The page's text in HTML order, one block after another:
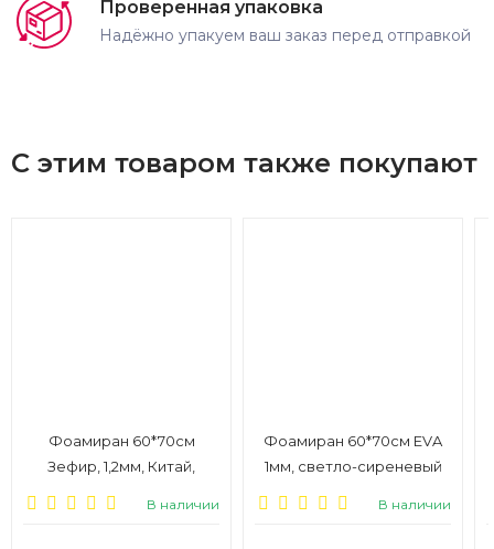
Проверенная упаковка
Надёжно упакуем ваш заказ перед отправкой
С этим товаром также покупают
Фоамиран 60*70см
Зефир, 1,2мм, Китай,
В наличии
Фоамиран 60*70см EVA
1мм, светло-сиреневый
В наличии